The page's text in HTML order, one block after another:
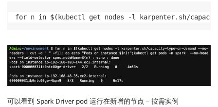
for n in $(kubectl get nodes -l karpenter.sh/
可以看到 Spark Driver pod 运行在新增的节点 – 按需实例